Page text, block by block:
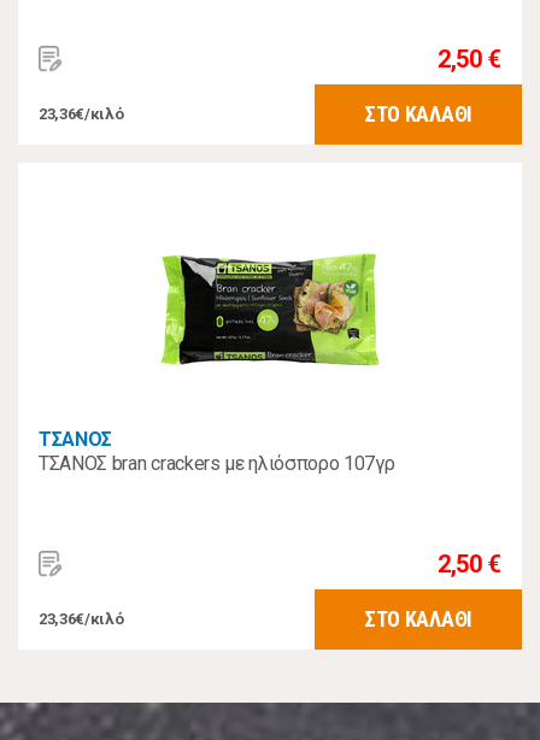
2,50 €
23,36€/κιλό ΣΤΟ ΚΑΛΑΘΙ
ΤΣΑΝΟΣ
ΤΣΑΝΟΣ bran crackers με ηλιόσπορο 107γρ
2,50 €
23,36€/κιλό ΣΤΟ ΚΑΛΑΘΙ